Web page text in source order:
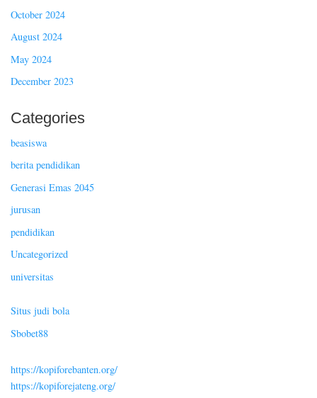
October 2024
August 2024
May 2024
December 2023
Categories
beasiswa
berita pendidikan
Generasi Emas 2045
jurusan
pendidikan
Uncategorized
universitas
Situs judi bola
Sbobet88
https://kopiforebanten.org/
https://kopiforejateng.org/